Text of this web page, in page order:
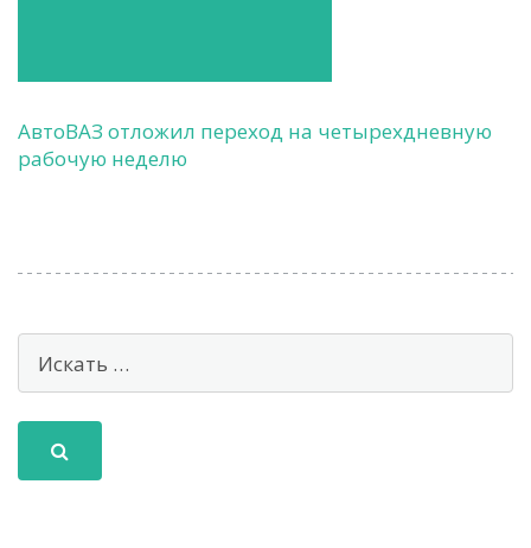
АвтоВАЗ отложил переход на четырехдневную
рабочую неделю